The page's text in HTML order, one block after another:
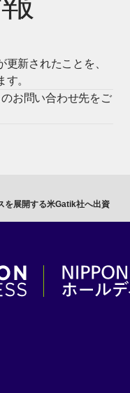
新されたことを、
。
お問い合わせ先をご
を展開する米Gatik社へ出資